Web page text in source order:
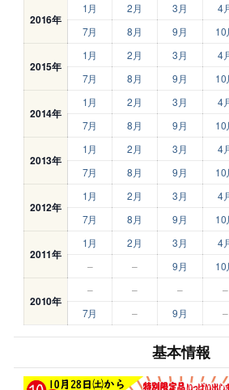
2016年
1月 2月 3月 4
7月
8月 9月 10
2015年
1月 2月 3月 4
7月
8月 9月 10
2014年
1月 2月 3月 4
7月
8月 9月 10
2013年
1月 2月 3月 4
7月
8月 9月 10
2012年
1月 2月 3月 4
7月
8月 9月 10
2011年
1月 2月 3月 4
–
– 9月 10
2010年
– – – –
7月
– 9月 –
基本情報